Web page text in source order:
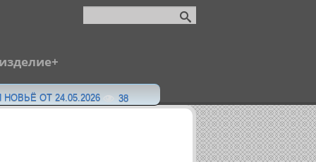
ОТ 24.05.2026 38